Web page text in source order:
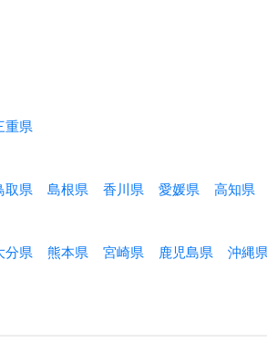
重県
取県 島根県 香川県 愛媛県 高知県
分県 熊本県 宮崎県 鹿児島県 沖縄